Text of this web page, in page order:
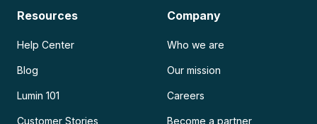
Resources
Help Center
Blog
Lumin 101
Customer Stories
Company
Who we are
Our mission
Careers
Become a partner